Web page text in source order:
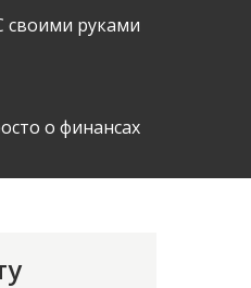
своими руками
о финансах